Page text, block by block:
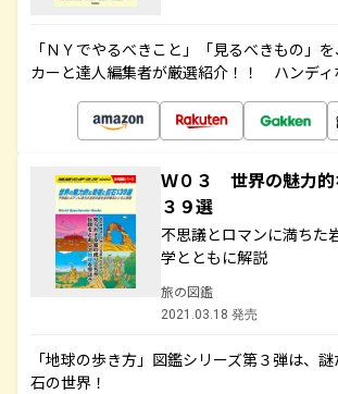
「ＮＹでやるべきこと」「見るべきもの」
カーと達人編集者が厳選紹介！！ ハンディ
Ｗ０３ 世界の魅力的
３９選
不思議とロマンに満ちた
学とともに解説
旅の図鑑
2021.03.18 発売
「地球の歩き方」図鑑シリーズ第３弾は、
石の世界！